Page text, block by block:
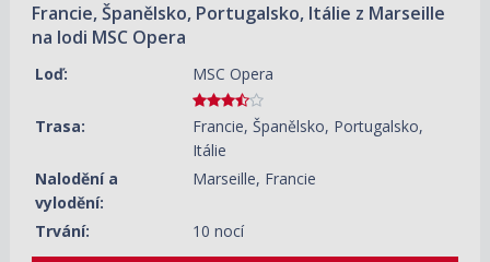
Francie, Španělsko, Portugalsko, Itálie z Marseille
na lodi MSC Opera
Loď: MSC Opera
Trasa:
Francie, Španělsko, Portugalsko,
Itálie
Nalodění a
vylodění:
Marseille, Francie
Trvání: 10 nocí
ZOBRAZIT DETAIL
21.09.2026 – 01.10.2026